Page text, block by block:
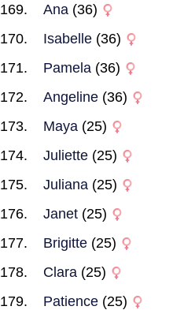
Ana (36)
Isabelle (36)
Pamela (36)
Angeline (36)
Maya (25)
Juliette (25)
Juliana (25)
Janet (25)
Brigitte (25)
Clara (25)
Patience (25)